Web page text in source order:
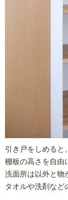
引き戸をしめると
棚板の高さを自由
洗面所は以外と物
タオルや洗剤など